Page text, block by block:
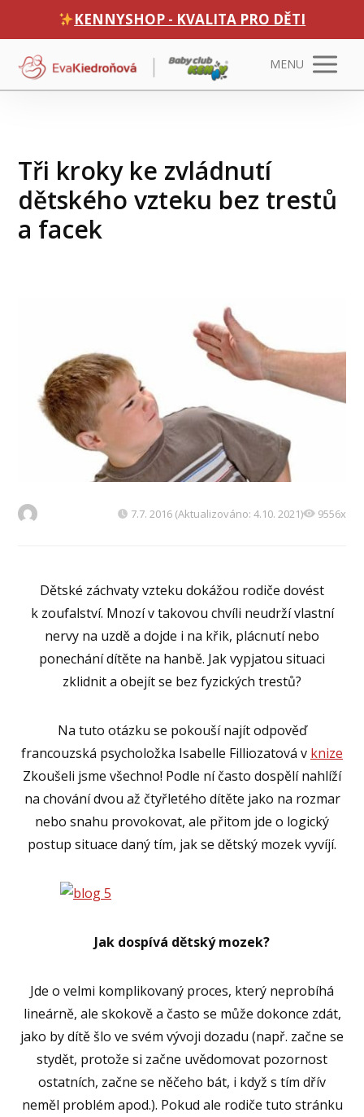
KENNYSHOP - KVALITA PRO DĚTI
MENU
Tři kroky ke zvládnutí
dětského vzteku bez trestů
a facek
7.7. 2016 (Aktualizováno: 4.10. 2021) 9556x
Dětské záchvaty vzteku dokážou rodiče dovést
k zoufalství. Mnozí v takovou chvíli neudrží vlastní
nervy na uzdě a dojde i na křik, plácnutí nebo
ponechání dítěte na hanbě. Jak vypjatou situaci
zklidnit a obejít se bez fyzických trestů?
Na tuto otázku se pokouší najít odpověď
francouzská psycholožka Isabelle Filliozatová v knize
Zkoušeli jsme všechno! Podle ní často dospělí nahlíží
na chování dvou až čtyřletého dítěte jako na rozmar
nebo snahu provokovat, ale přitom jde o logický
postup situace daný tím, jak se dětský mozek vyvíjí.
Jak dospívá dětský mozek?
Jde o velmi komplikovaný proces, který neprobíhá
lineárně, ale skokově a často se může dokonce zdát,
jako by dítě šlo ve svém vývoji dozadu (např. začne se
stydět, protože si začne uvědomovat pozornost
ostatních, začne se něčeho bát, i když s tím dřív
neměl problém apod.). Pokud ale rodiče tuto stránku